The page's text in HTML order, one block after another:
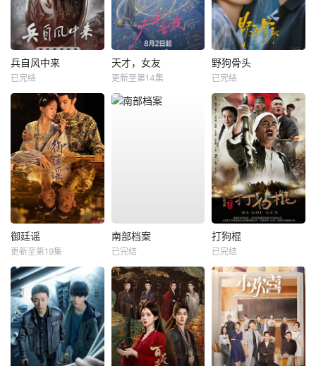
兵自风中来
已完结
天才，女友
更新至第14集
野狗骨头
已完结
御廷谣
更新至第19集
南部档案
已完结
打狗棍
已完结